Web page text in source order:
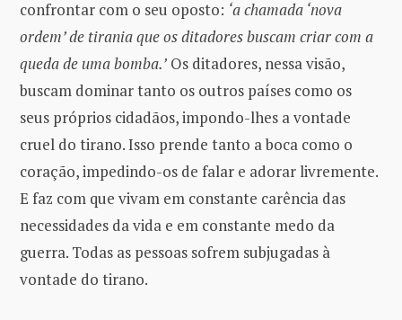
confrontar com o seu oposto: ‘a chamada ‘nova
ordem’ de tirania que os ditadores buscam criar com a
queda de uma bomba.’ Os ditadores, nessa visão,
buscam dominar tanto os outros países como os
seus próprios cidadãos, impondo-lhes a vontade
cruel do tirano. Isso prende tanto a boca como o
coração, impedindo-os de falar e adorar livremente.
E faz com que vivam em constante carência das
necessidades da vida e em constante medo da
guerra. Todas as pessoas sofrem subjugadas à
vontade do tirano.